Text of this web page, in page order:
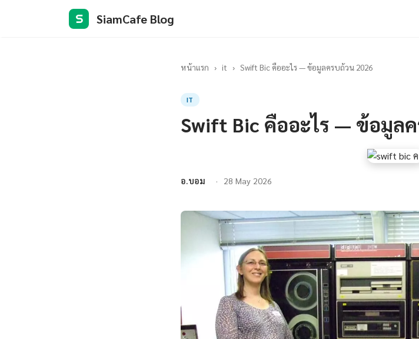
S SiamCafe Blog
หน้าแรก › it › Swift Bic คืออะไร — ข้อมูลครบถ้วน 2026
IT
Swift Bic คืออะไร — ข้อมูล
อ.บอม 28 May 2026